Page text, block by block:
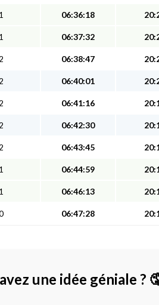
06:36:18
06:37:32
06:38:47
06:40:01
06:41:16
06:42:30
06:43:45
06:44:59
06:46:13
06:47:28
une idée géniale ?